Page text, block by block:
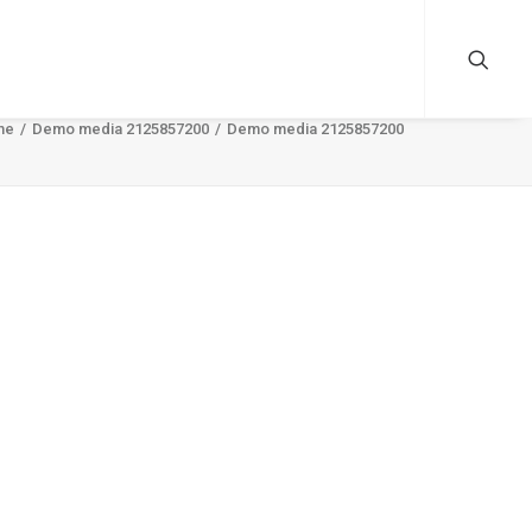
Demo media 2125857200 Demo media 2125857200